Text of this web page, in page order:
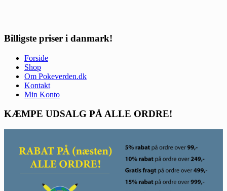
Billigste priser i danmark!
Forside
Shop
Om Pokeverden.dk
Kontakt
Min Konto
KÆMPE UDSALG PÅ ALLE ORDRE!